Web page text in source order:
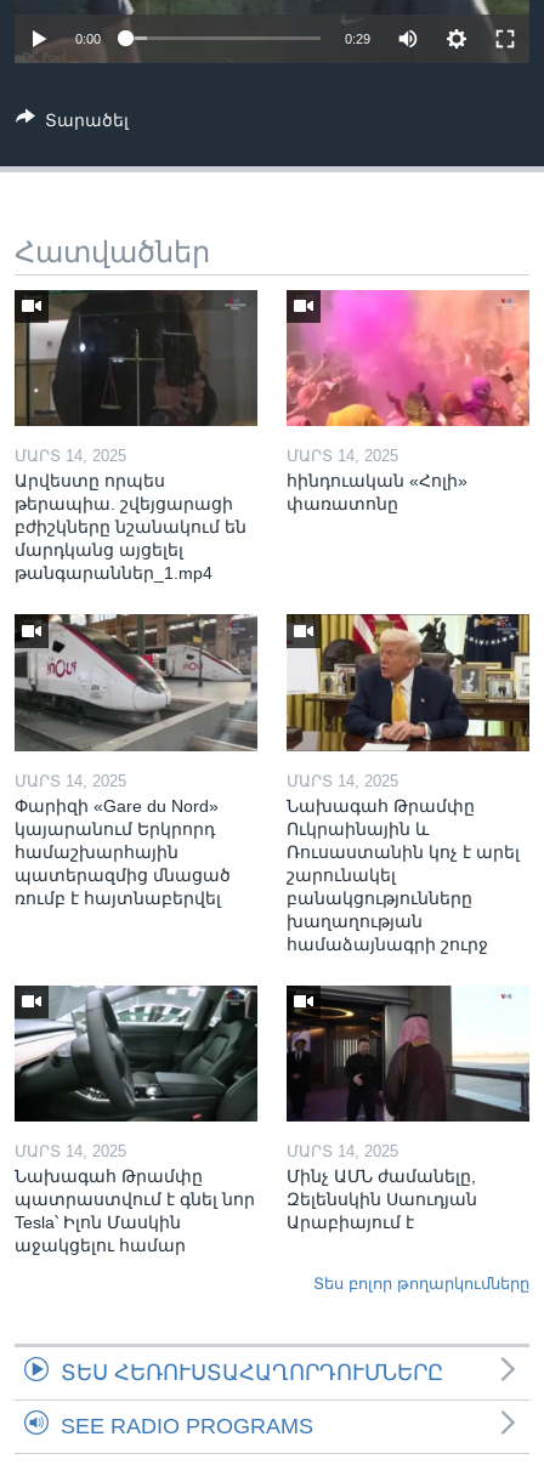
0:00 0:29
Տարածել
Հատվածներ
ՄԱՐՏ 14, 2025
Արվեստը որպես
թերապիա. շվեյցարացի
բժիշկները նշանակում են
մարդկանց այցելել
թանգարաններ_1.mp4
ՄԱՐՏ 14, 2025
հինդուական «Հոլի»
փառատոնը
ՄԱՐՏ 14, 2025
Փարիզի «Gare du Nord»
կայարանում Երկրորդ
համաշխարհային
պատերազմից մնացած
ռումբ է հայտնաբերվել
ՄԱՐՏ 14, 2025
Նախագահ Թրամփը
Ուկրաինային և
Ռուսաստանին կոչ է արել
շարունակել
բանակցությունները
խաղաղության
համաձայնագրի շուրջ
ՄԱՐՏ 14, 2025
Նախագահ Թրամփը
պատրաստվում է գնել նոր
Tesla՝ Իլոն Մասկին
աջակցելու համար
ՄԱՐՏ 14, 2025
Մինչ ԱՄՆ ժամանելը,
Զելենսկին Սաուդյան
Արաբիայում է
Տես բոլոր թողարկումները
ՏԵՍ ՀԵՌՈՒՍՏԱՀԱՂՈՐԴՈՒՄՆԵՐԸ
SEE RADIO PROGRAMS